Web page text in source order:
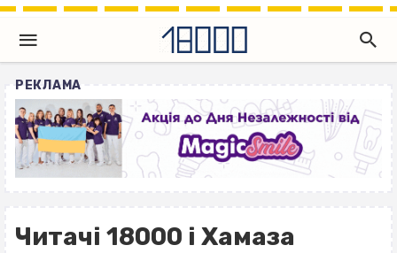
РЕКЛАМА
Читачі 18000 і Хамаза